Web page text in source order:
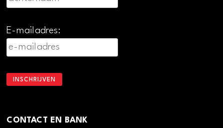
E-mailadres:
CONTACT EN BANK